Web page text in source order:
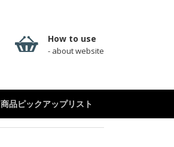
How to use
- about website
商品ピックアップリスト